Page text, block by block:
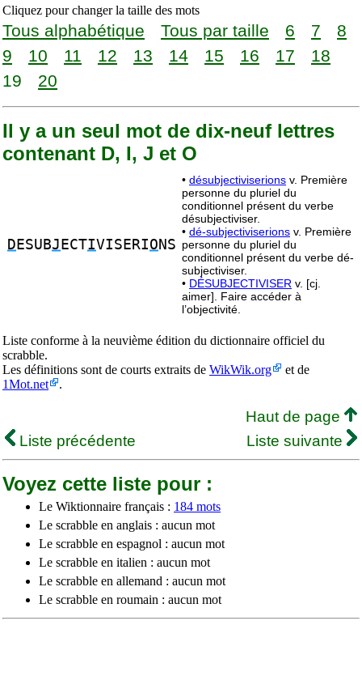
Cliquez pour changer la taille des mots
Tous alphabétique Tous par taille 6 7
8
9
10 11 12 13 14 15 16 17
18
19
20
Il y a un seul mot de dix-neuf lettres
contenant D, I, J et O
D ESUBJ ECTIVISERIO NS
• désubjectiviserions v. Première
personne du pluriel du
conditionnel présent du verbe
désubjectiviser.
• dé-subjectiviserions v. Première
personne du pluriel du
conditionnel présent du verbe dé-
subjectiviser.
• DÉSUBJECTIVISER v. [cj.
aimer]. Faire accéder à
l’objectivité.
Liste conforme à la neuvième édition du dictionnaire officiel du
scrabble.
Les définitions sont de courts extraits de WikWik.org
et de
1Mot.net
.
Haut de page
Liste précédente
Liste suivante
Voyez cette liste pour :
Le Wiktionnaire français : 184 mots
Le scrabble en anglais : aucun mot
Le scrabble en espagnol : aucun mot
Le scrabble en italien : aucun mot
Le scrabble en allemand : aucun mot
Le scrabble en roumain : aucun mot